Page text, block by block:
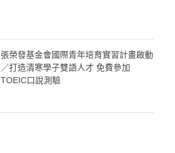
張榮發基金會國際青年培育實習計畫啟動
／打造清寒學子雙語人才 免費參加
TOEIC口說測驗